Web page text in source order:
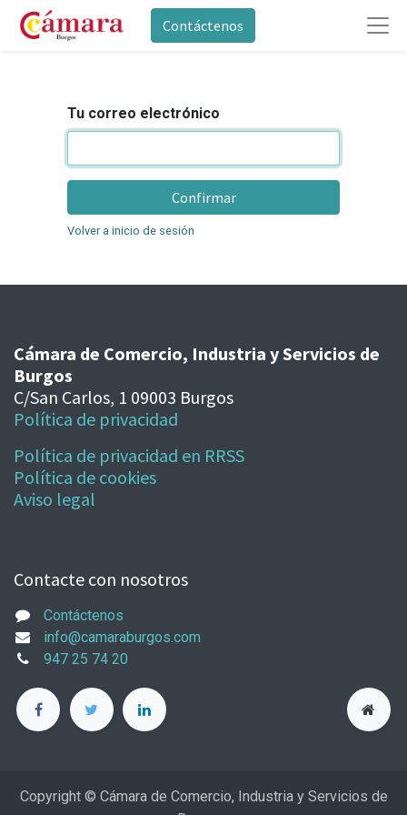
Contáctenos
Tu correo electrónico
Confirmar
Volver a inicio de sesión
Cámara de Comercio, Industria y Servicios de
Burgos
C/San Carlos, 1 09003 Burgos
Política de privacidad
Política de privacidad en RRSS
Política de cookies
Aviso legal
Contacte con nosotros
Contáctenos
info@camaraburgos.com
947 25 74 20
Copyright © Cámara de Comercio, Industria y Servicios de